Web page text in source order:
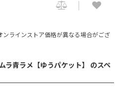
ラインストア価格が異なる場合がござ
ラ青ラメ【ゆうパケット】 のスペ